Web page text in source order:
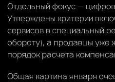
Отдельный фокус —
Утверждены критерии
сервисов в специальный
обороту), а продавцы уже
порядок расчета
Общая картина января